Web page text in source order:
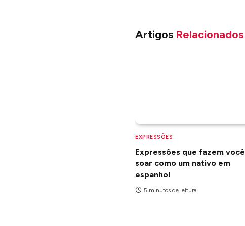
Artigos Relacionados
EXPRESSÕES
Expressões que fazem você
soar como um nativo em
espanhol
5 minutos de leitura